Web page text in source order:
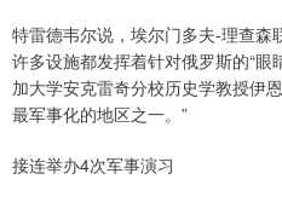
特雷德韦尔说，埃尔门多夫-理查森
许多设施都发挥着针对俄罗斯的“眼
加大学安克雷奇分校历史学教授伊
最军事化的地区之一。”
接连举办4次军事演习